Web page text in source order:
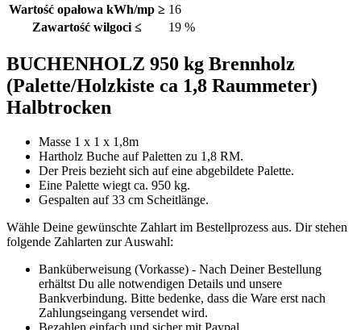
Wartość opałowa kWh/mp ≥ 16
Zawartość wilgoci ≤
19 %
BUCHENHOLZ 950 kg Brennholz
(Palette/Holzkiste ca 1,8 Raummeter)
Halbtrocken
Masse 1 x 1 x 1,8m
Hartholz Buche auf Paletten zu 1,8 RM.
Der Preis bezieht sich auf eine abgebildete Palette.
Eine Palette wiegt ca. 950 kg.
Gespalten auf 33 cm Scheitlänge.
Wähle Deine gewünschte Zahlart im Bestellprozess aus. Dir stehen
folgende Zahlarten zur Auswahl:
Banküberweisung (Vorkasse) - Nach Deiner Bestellung
erhältst Du alle notwendigen Details und unsere
Bankverbindung. Bitte bedenke, dass die Ware erst nach
Zahlungseingang versendet wird.